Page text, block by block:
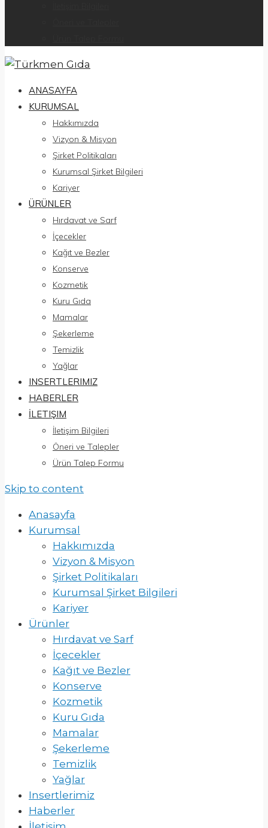
ANASAYFA
KURUMSAL
Hakkımızda
Vizyon & Misyon
Şirket Politikaları
Kurumsal Şirket Bilgileri
Kariyer
ÜRÜNLER
Hırdavat ve Sarf
İçecekler
Kağıt ve Bezler
Konserve
Kozmetik
Kuru Gıda
Mamalar
Şekerleme
Temizlik
Yağlar
INSERTLERIMIZ
HABERLER
İLETIŞIM
İletişim Bilgileri
Öneri ve Talepler
Ürün Talep Formu
Skip to content
Anasayfa
Kurumsal
Hakkımızda
Vizyon & Misyon
Şirket Politikaları
Kurumsal Şirket Bilgileri
Kariyer
Ürünler
Hırdavat ve Sarf
İçecekler
Kağıt ve Bezler
Konserve
Kozmetik
Kuru Gıda
Mamalar
Şekerleme
Temizlik
Yağlar
Insertlerimiz
Haberler